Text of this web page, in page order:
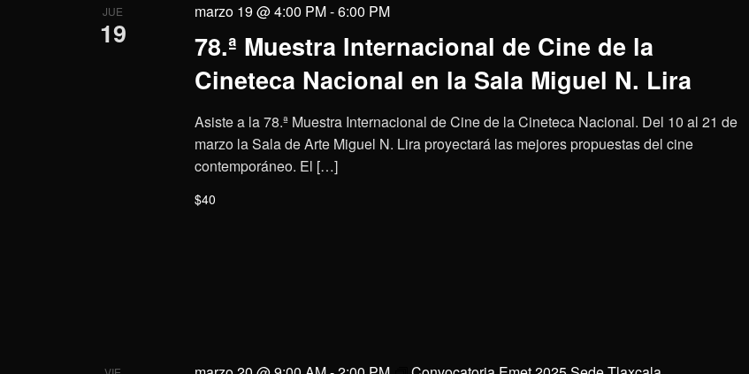
JUE
19
78.ª Muestra Internacional de Cine de la
Cineteca Nacional en la Sala Miguel N. Lira
marzo 19 @ 4:00 PM-6:00 PM
Asiste a la 78.ª Muestra Internacional de Cine de la Cineteca Nacional. Del 10 al 21 de
marzo la Sala de Arte Miguel N. Lira proyectará las mejores propuestas del cine
contemporáneo. El […]
$40